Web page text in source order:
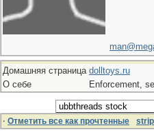
Домашняя страница dolltoys.ru
О себе
Enforcement,
· Отметить все как прочтенные